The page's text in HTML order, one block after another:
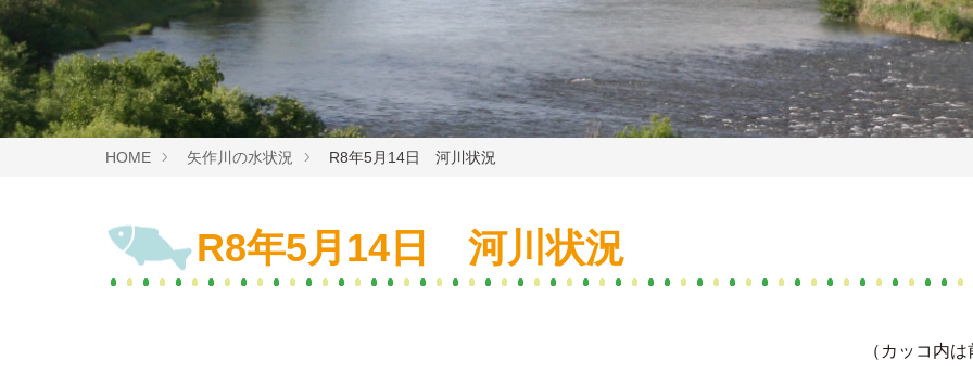
HOME 矢作川の水状況 R8年5月14日 河川状況
R8年5月14日 河川状況
（カッコ内